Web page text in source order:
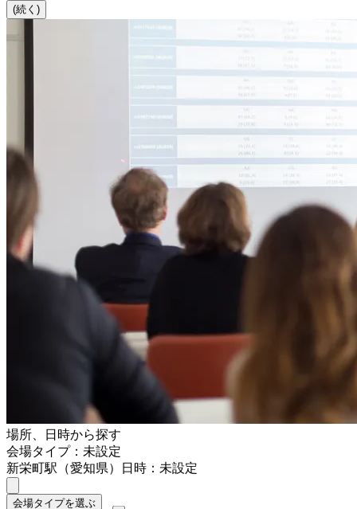
(続く)
場所、日時から探す
会場タイプ：未設定
新栄町駅（愛知県）
日時：未設定
会場タイプを選ぶ